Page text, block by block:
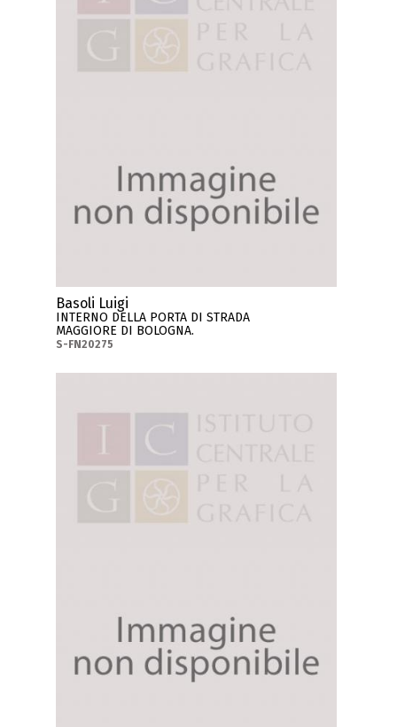
Basoli Luigi
INTERNO DELLA PORTA DI STRADA
MAGGIORE DI BOLOGNA.
S-FN20275